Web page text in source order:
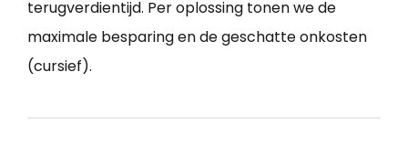
terugverdientijd. Per oplossing tonen we de
maximale besparing en de geschatte onkosten
(cursief).